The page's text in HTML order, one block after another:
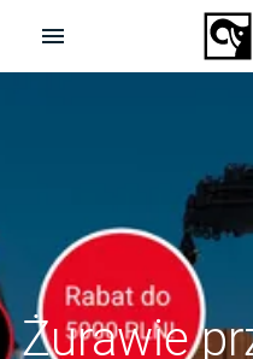
Żurawie